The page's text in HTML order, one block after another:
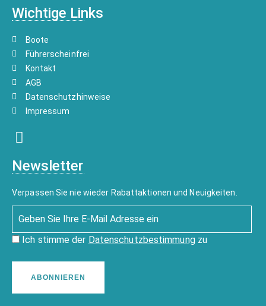
Wichtige Links
Boote
Führerscheinfrei
Kontakt
AGB
Datenschutzhinweise
Impressum
Newsletter
Verpassen Sie nie wieder Rabattaktionen und Neuigkeiten.
Ich stimme der Datenschutzbestimmungzu
ABONNIEREN